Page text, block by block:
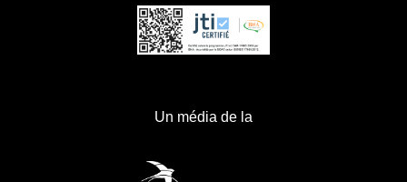
Un média de la